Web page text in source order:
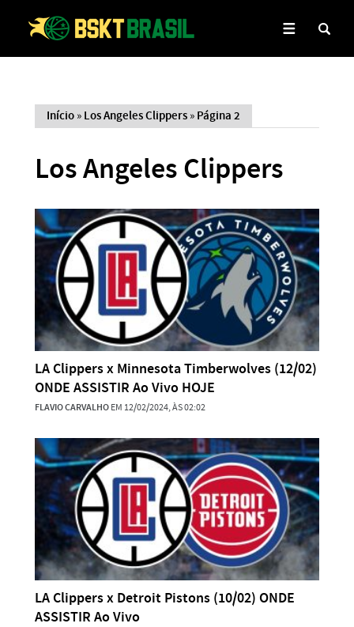
Início » Los Angeles Clippers » Página 2
Los Angeles Clippers
LA Clippers x Minnesota Timberwolves (12/02)
ONDE ASSISTIR Ao Vivo HOJE
FLAVIO CARVALHOEM 12/02/2024, ÀS 02:02
LA Clippers x Detroit Pistons (10/02) ONDE
ASSISTIR Ao Vivo